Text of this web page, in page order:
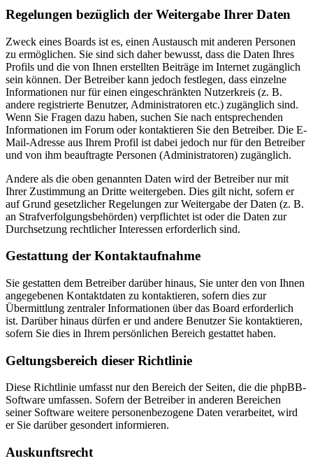
Regelungen bezüglich der Weitergabe Ihrer Daten
Zweck eines Boards ist es, einen Austausch mit anderen Personen
zu ermöglichen. Sie sind sich daher bewusst, dass die Daten Ihres
Profils und die von Ihnen erstellten Beiträge im Internet zugänglich
sein können. Der Betreiber kann jedoch festlegen, dass einzelne
Informationen nur für einen eingeschränkten Nutzerkreis (z. B.
andere registrierte Benutzer, Administratoren etc.) zugänglich sind.
Wenn Sie Fragen dazu haben, suchen Sie nach entsprechenden
Informationen im Forum oder kontaktieren Sie den Betreiber. Die E-
Mail-Adresse aus Ihrem Profil ist dabei jedoch nur für den Betreiber
und von ihm beauftragte Personen (Administratoren) zugänglich.
Andere als die oben genannten Daten wird der Betreiber nur mit
Ihrer Zustimmung an Dritte weitergeben. Dies gilt nicht, sofern er
auf Grund gesetzlicher Regelungen zur Weitergabe der Daten (z. B.
an Strafverfolgungsbehörden) verpflichtet ist oder die Daten zur
Durchsetzung rechtlicher Interessen erforderlich sind.
Gestattung der Kontaktaufnahme
Sie gestatten dem Betreiber darüber hinaus, Sie unter den von Ihnen
angegebenen Kontaktdaten zu kontaktieren, sofern dies zur
Übermittlung zentraler Informationen über das Board erforderlich
ist. Darüber hinaus dürfen er und andere Benutzer Sie kontaktieren,
sofern Sie dies in Ihrem persönlichen Bereich gestattet haben.
Geltungsbereich dieser Richtlinie
Diese Richtlinie umfasst nur den Bereich der Seiten, die die phpBB-
Software umfassen. Sofern der Betreiber in anderen Bereichen
seiner Software weitere personenbezogene Daten verarbeitet, wird
er Sie darüber gesondert informieren.
Auskunftsrecht